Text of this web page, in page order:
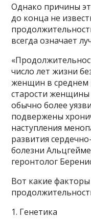
Однако причины
до конца не
всегда означает
число лет жизни
женщин в среднем
старости
обычно более
подвержены
наступления
развития
болезни
геронтолог
Вот какие
1. Генетика